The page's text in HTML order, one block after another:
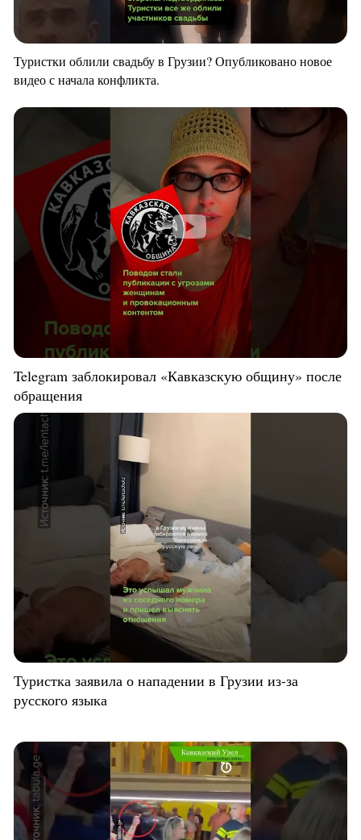
Туристки облили свадьбу в Грузии? Опубликовано новое
видео с начала конфликта.
Telegram заблокировал «Кавказскую общину» после
обращения
Туристка заявила о нападении в Грузии из-за
русского языка